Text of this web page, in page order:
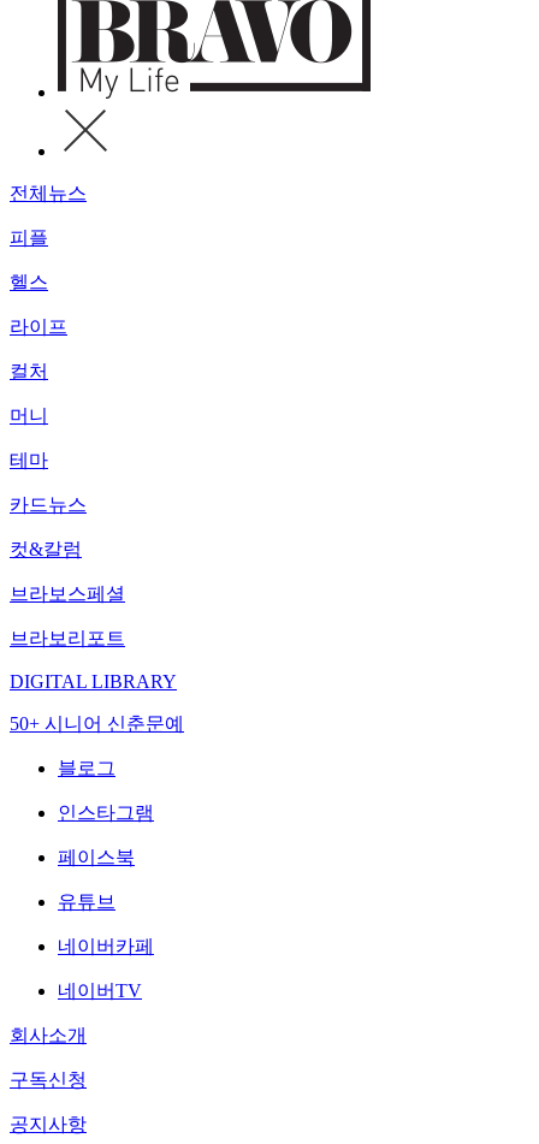
전체뉴스
피플
헬스
라이프
컬처
머니
테마
카드뉴스
컷&칼럼
브라보스페셜
브라보리포트
DIGITAL LIBRARY
50+ 시니어 신춘문예
블로그
인스타그램
페이스북
유튜브
네이버카페
네이버TV
회사소개
구독신청
공지사항